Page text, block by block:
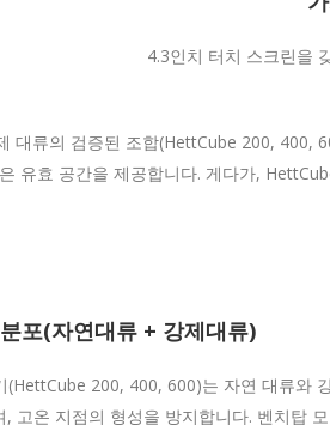
4.3인치 터치 스크린을
대류의 검증된 조합(HettCube 200, 400,
유효 공간을 제공합니다. 게다가,
포(자연대류 + 강제대류)
(HettCube 200, 400, 600)는 자연 대류와
, 고온 지점의 형성을 방지합니다. 벤치탑